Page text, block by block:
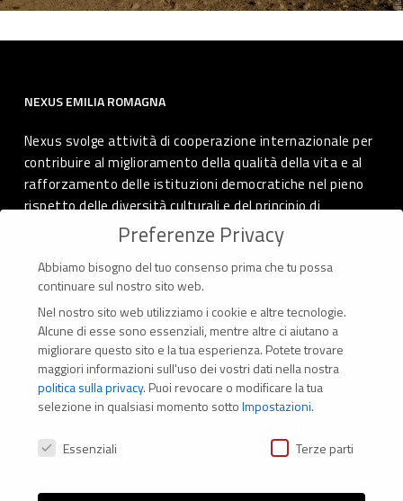
NEXUS EMILIA ROMAGNA
Nexus svolge attività di cooperazione internazionale per
contribuire al miglioramento della qualità della vita e al
rafforzamento delle istituzioni democratiche nel pieno
rispetto delle diversità culturali e del principio di
autodeterminazione dei popoli.
CONTATTI
Via Marconi 69 – 40122 Bologna (Italia)
Tel. +39 051 294 775
Preferenze Privacy
Abbiamo bisogno del tuo consenso prima che tu possa
continuare sul nostro sito web.
Nel nostro sito web utilizziamo i cookie e altre tecnologie.
Alcune di esse sono essenziali, mentre altre ci aiutano a
migliorare questo sito e la tua esperienza. Potete trovare
maggiori informazioni sull'uso dei vostri dati nella nostra
politica sulla privacy. Puoi revocare o modificare la tua
selezione in qualsiasi momento sottoImpostazioni.
Preferenze Privacy
Essenziali Terze parti